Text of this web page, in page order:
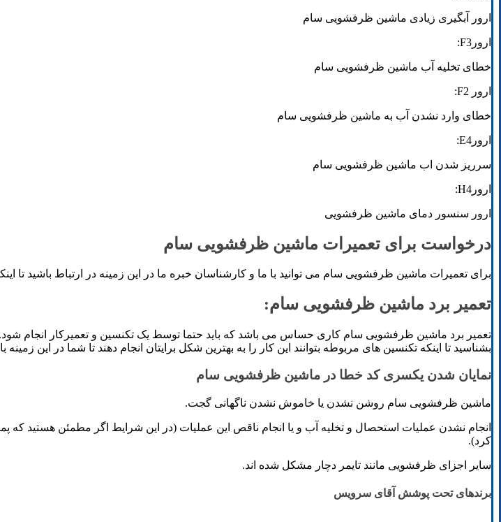
ارور آبگیری زیادی ماشین ظرفشویی سام
ارورF3:
خطای تخلیه آب ماشین ظرفشویی سام
ارور F2:
خطای وارد نشدن آب به ماشین ظرفشویی سام
ارورE4:
سرریز شدن اب ماشین ظرفشویی سام
ارورH4:
ارور سنسور دمای ماشین ظرفشویی
درخواست برای تعمیرات ماشین ظرفشویی سام
برای تعمیرات ماشین ظرفشویی سام می توانید با ما و کارشناسان خبره ما در این زمینه در ارتباط باشید تا
تعمیر برد ماشین ظرفشویی سام:
تعمیر برد ماشین ظرفشویی سام کاری حساس می باشد که باید حتما توسط یک تکنسین و تعمیرکار انجام شود.
بشناسید تا اینکه تکنسین های مربوطه بتوانند این کار را به بهترین شکل برایتان انجام دهند تا شما در این
نمایان شدن یکسری کد خطا در ماشین ظرفشویی سام
ماشین ظرفشویی سام روشن نشدن یا خاموش نشدن ناگهانی گجت.
انجام نشدن عملیات استحصال و تخلیه آب و یا انجام ناقص این عملیات (در این شرایط اگر مطمئن هستید
کرد).
سایر اجزای ظرفشویی مانند تایمر دچار مشکل شده اند.
برندهای تحت پوشش آقای سرویس